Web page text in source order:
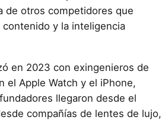
de otros competidores que
y la inteligencia
en 2023 con exingenieros de
el Apple Watch y el iPhone,
llegaron desde el
compañías de lentes de lujo,